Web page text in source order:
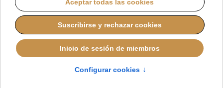
LUCAS ALONSO
DESDE EL VATICANO
MIÉRCOLES, 13 MAYO 2026 08:33